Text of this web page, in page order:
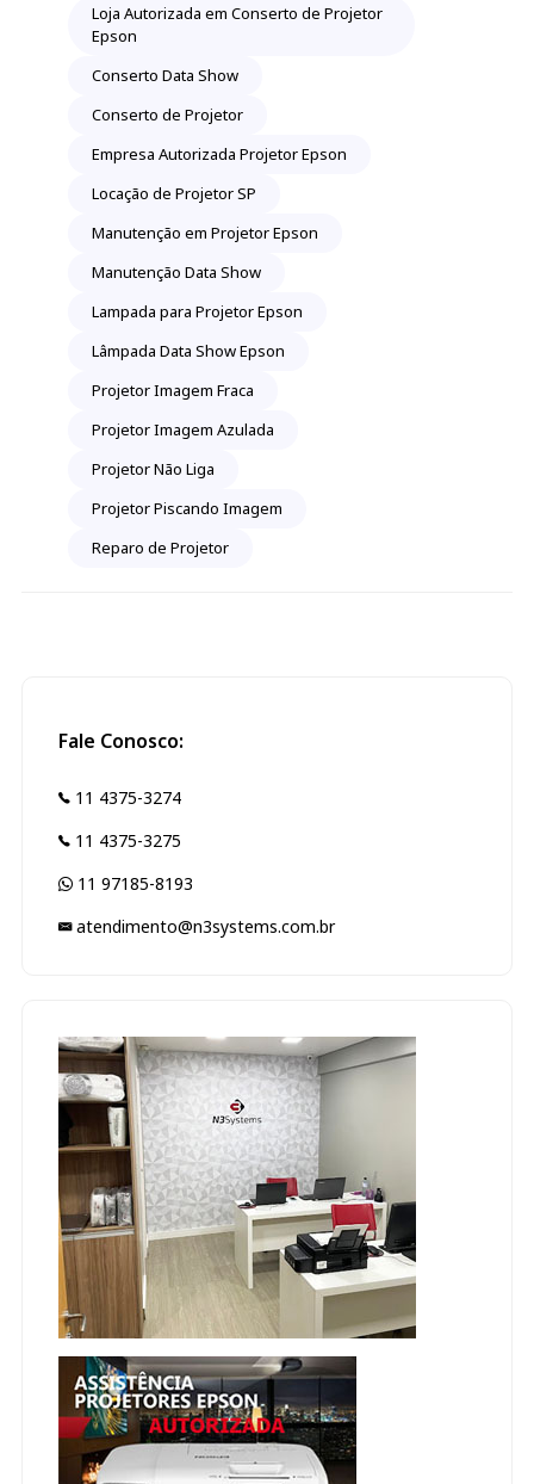
Loja Autorizada em Conserto de Projetor
Epson
Conserto Data Show
Conserto de Projetor
Empresa Autorizada Projetor Epson
Locação de Projetor SP
Manutenção em Projetor Epson
Manutenção Data Show
Lampada para Projetor Epson
Lâmpada Data Show Epson
Projetor Imagem Fraca
Projetor Imagem Azulada
Projetor Não Liga
Projetor Piscando Imagem
Reparo de Projetor
Fale Conosco:
11 4375-3274
11 4375-3275
11 97185-8193
atendimento@n3systems.com.br